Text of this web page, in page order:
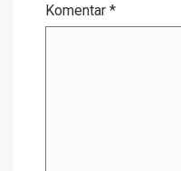
Komentar *